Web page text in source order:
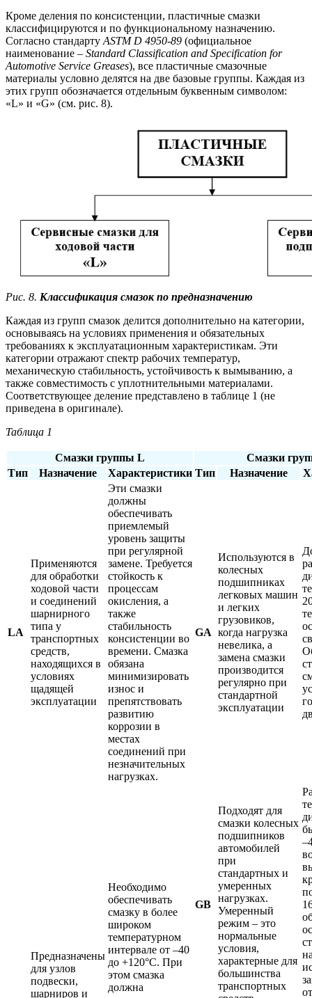
Кроме деления по консистенции, пластичные смазки
классифицируются и по функциональному назначению.
Согласно стандарту ASTM D 4950-89 (официальное
наименование – Standard Classification and Specification for
Automotive Service Greases), все пластичные смазочные
материалы условно делятся на две базовые группы. Каждая из
этих групп обозначается отдельным буквенным символом:
«L» и «G» (см. рис. 8).
Рис. 8. Классификация смазок по предназначению
Каждая из групп смазок делится дополнительно на категории,
основываясь на условиях применения и обязательных
требованиях к эксплуатационным характеристикам. Эти
категории отражают спектр рабочих температур,
механическую стабильность, устойчивость к вымыванию, а
также совместимость с уплотнительными материалами.
Соответствующее деление представлено в таблице 1 (не
приведена в оригинале).
Таблица 1
Смазки группы L
Смазки
Тип
Назначение Характеристики Тип Назначение
LA
Применяются
для обработки
ходовой части
и соединений
шарнирного
типа у
транспортных
средств,
находящихся в
условиях
щадящей
эксплуатации
Эти смазки
должны
обеспечивать
приемлемый
уровень защиты
при регулярной
замене. Требуется
стойкость к
процессам
окисления, а
также
стабильность
консистенции во
времени. Смазка
обязана
минимизировать
износ и
препятствовать
развитию
коррозии в
местах
соединений при
незначительных
нагрузках.
GA
Используются в
колесных
подшипниках
легковых машин
и легких
грузовиков,
когда нагрузка
невелика, а
замена смазки
производится
регулярно при
стандартной
эксплуатации
Предназначены
для узлов
подвески,
шарниров и
Необходимо
обеспечивать
смазку в более
широком
температурном
интервале от –40
до +120°С. При
этом смазка
должна
GB
Подходят для
смазки колесных
подшипников
автомобилей
при
стандартных и
умеренных
нагрузках.
Умеренный
режим – это
нормальные
условия,
характерные для
большинства
транспортных